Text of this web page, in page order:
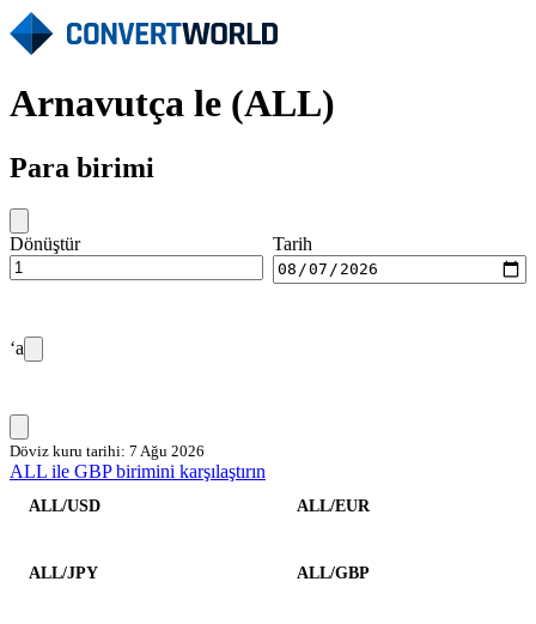
Arnavutça le (ALL)
Para birimi
Dönüştür Tarih
‘a
Döviz kuru tarihi: 7 Ağu 2026
ALL ile GBP birimini karşılaştırın
ALL/USD ALL/EUR
ALL/JPY ALL/GBP